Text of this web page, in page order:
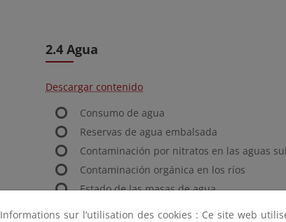
2.4 Agua
Descargar contenido
Consumo de agua
Reservas de agua embalsada
Contaminación por nitratos en las aguas
Contaminación orgánica en los ríos
Estado de las masas de agua
Calidad de las aguas de baño continentales
Informations sur l’utilisation des cookies : Ce site web